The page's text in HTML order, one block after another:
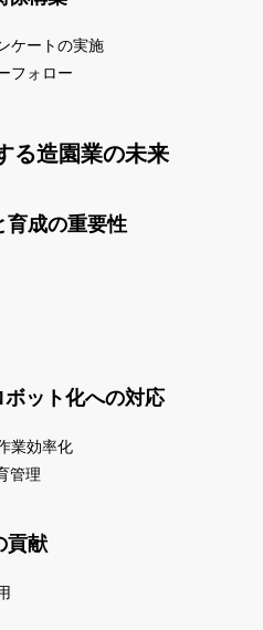
ケートの実施
フォロー
る造園業の未来
育成の重要性
ット化への対応
業効率化
管理
貢献